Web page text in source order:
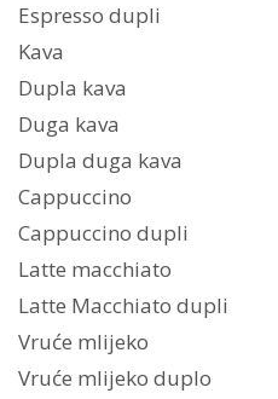
Espresso dupli
Kava
Dupla kava
Duga kava
Dupla duga kava
Cappuccino
Cappuccino dupli
Latte macchiato
Latte Macchiato dupli
Vruće mlijeko
Vruće mlijeko duplo